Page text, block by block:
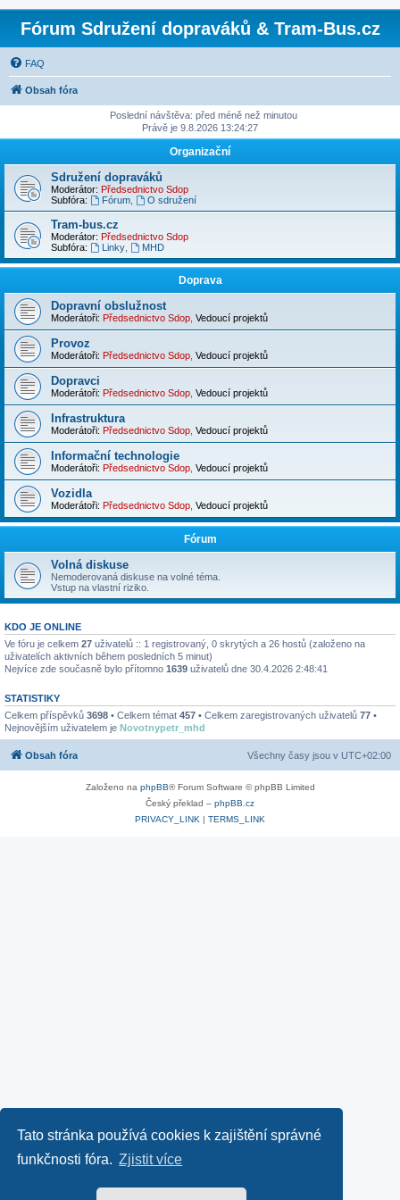
Tato stránka používá cookies k zajištění správné
funkčnosti fóra. Zjistit více
Fórum Sdružení dopraváků & Tram-Bus.cz
FAQ
Obsah fóra
Poslední návštěva: před méně než minutou
Právě je 9.8.2026 13:24:27
Organizační
Sdružení dopraváků
Moderátor: Předsednictvo Sdop
Subfóra:
Fórum, O sdružení
Tram-bus.cz
Moderátor: Předsednictvo Sdop
Subfóra:
Linky, MHD
Doprava
Dopravní obslužnost
Moderátoři: Předsednictvo Sdop Vedoucí projektů
Provoz
Moderátoři: Předsednictvo Sdop Vedoucí projektů
Dopravci
Moderátoři: Předsednictvo Sdop Vedoucí projektů
Infrastruktura
Moderátoři: Předsednictvo Sdop Vedoucí projektů
Informační technologie
Moderátoři: Předsednictvo Sdop Vedoucí projektů
Vozidla
Moderátoři: Předsednictvo Sdop Vedoucí projektů
Fórum
Volná diskuse
Nemoderovaná diskuse na volné téma.
Vstup na vlastní riziko.
KDO JE ONLINE
Ve fóru je celkem 27 uživatelů :: 1 registrovaný, 0 skrytých a 26 hostů (založeno na
uživatelích aktivních během posledních 5 minut)
Nejvíce zde současně bylo přítomno 1639 uživatelů dne 30.4.2026 2:48:41
STATISTIKY
Celkem příspěvků 3698 • Celkem témat 457 • Celkem zaregistrovaných uživatelů 77 •
Nejnovějším uživatelem je Novotnypetr_mhd
Obsah fóra Všechny časy jsou v UTC+02:00
Založeno na phpBB® Forum Software © phpBB Limited
Český překlad – phpBB.cz
PRIVACY_LINK | TERMS_LINK